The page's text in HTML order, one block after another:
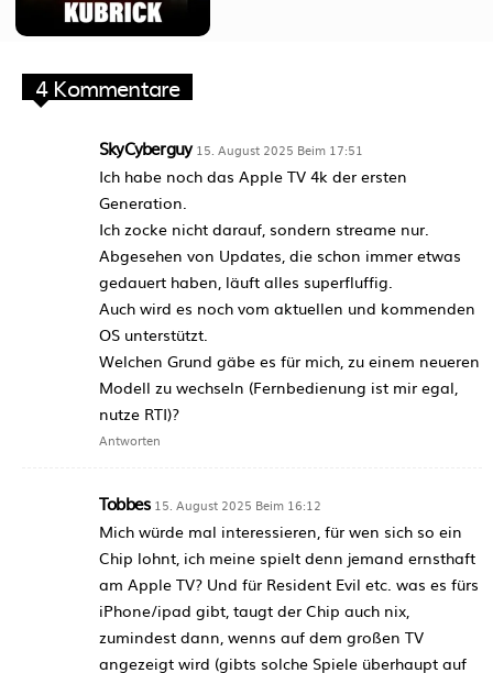
4 Kommentare
SkyCyberguy 15. August 2025 Beim 17:51
Ich habe noch das Apple TV 4k der ersten
Generation.
Ich zocke nicht darauf, sondern streame nur.
Abgesehen von Updates, die schon immer etwas
gedauert haben, läuft alles superfluffig.
Auch wird es noch vom aktuellen und kommenden
OS unterstützt.
Welchen Grund gäbe es für mich, zu einem neueren
Modell zu wechseln (Fernbedienung ist mir egal,
nutze RTI)?
Antworten
Tobbes 15. August 2025 Beim 16:12
Mich würde mal interessieren, für wen sich so ein
Chip lohnt, ich meine spielt denn jemand ernsthaft
am Apple TV? Und für Resident Evil etc. was es fürs
iPhone/ipad gibt, taugt der Chip auch nix,
zumindest dann, wenns auf dem großen TV
angezeigt wird (gibts solche Spiele überhaupt auf